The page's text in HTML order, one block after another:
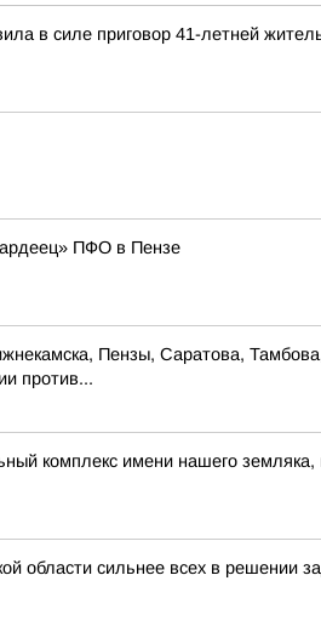
в силе приговор 41-летней
ПФО в Пензе
Пензы, Саратова,
против...
комплекс имени нашего
области сильнее всех в решении